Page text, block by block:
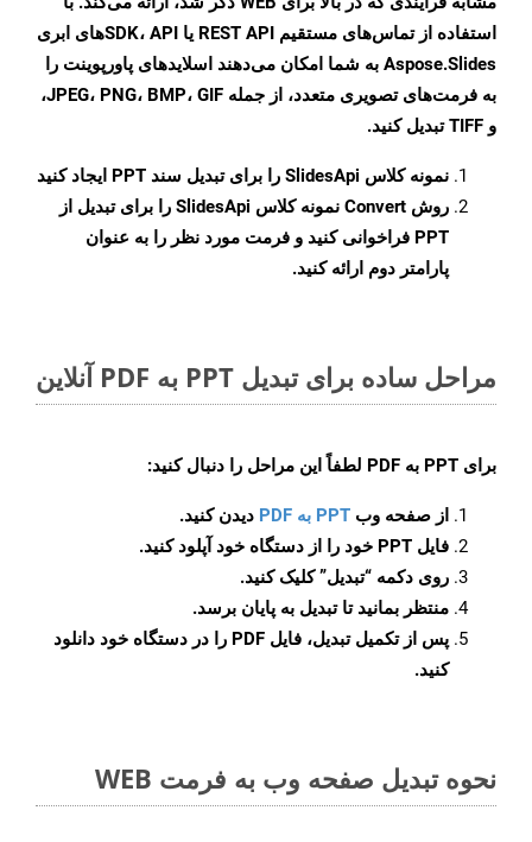
استفاده از تماس‌های مستقیم REST API یا SDK، APIهای ابری
Aspose.Slides به شما امکان می‌دهند اسلایدهای پاورپوینت را
به فرمت‌های تصویری متعدد، از جمله JPEG، PNG، BMP، GIF،
و TIFF تبدیل کنید.
نمونه کلاس SlidesApi را برای تبدیل سند PPT ایجاد کنید
روش Convert
نمونه کلاس SlidesApi را برای تبدیل از
PPT فراخوانی کنید و فرمت مورد نظر را به عنوان
پارامتر دوم ارائه کنید.
مراحل ساده برای تبدیل PPT به PDF آنلاین
برای PPT به PDF لطفاً این مراحل را دنبال کنید:
از صفحه وب PPT به PDF
دیدن کنید.
فایل PPT خود را از دستگاه خود آپلود کنید.
روی دکمه “تبدیل”کلیک کنید.
منتظر بمانید تا تبدیل به پایان برسد.
پس از تکمیل تبدیل، فایل PDF را در دستگاه خود دانلود
کنید.
نحوه تبدیل صفحه وب به فرمت WEB